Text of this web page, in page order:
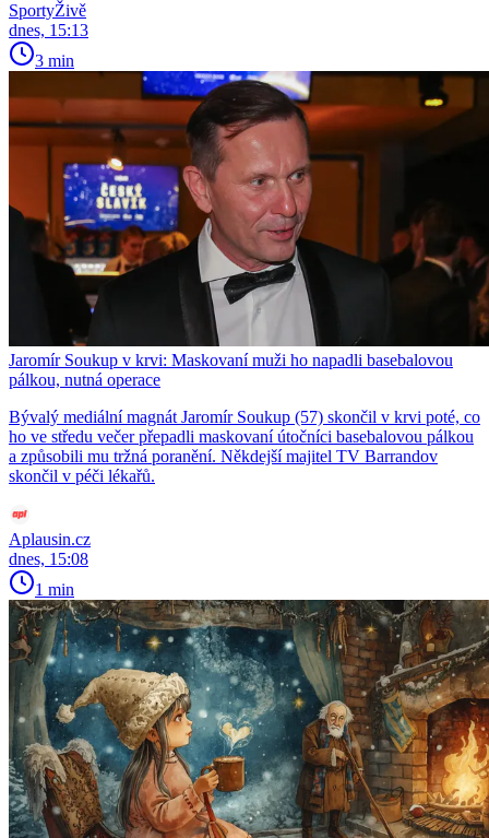
SportyŽivě
dnes, 15:13
3 min
Jaromír Soukup v krvi: Maskovaní muži ho napadli basebalovou
pálkou, nutná operace
Bývalý mediální magnát Jaromír Soukup (57) skončil v krvi poté, co
ho ve středu večer přepadli maskovaní útočníci basebalovou pálkou
a způsobili mu tržná poranění. Někdejší majitel TV Barrandov
skončil v péči lékařů.
Aplausin.cz
dnes, 15:08
1 min